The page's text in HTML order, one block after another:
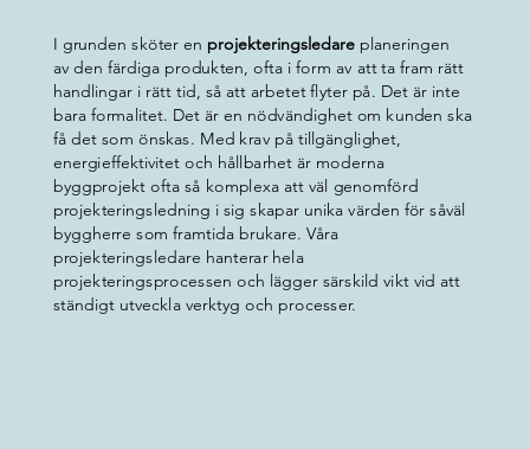
I grunden sköter en projekteringsledare planeringen
av den färdiga produkten, ofta i form av att ta fram rätt
handlingar i rätt tid, så att arbetet flyter på. Det är inte
bara formalitet. Det är en nödvändighet om kunden ska
få det som önskas. Med krav på tillgänglighet,
energieffektivitet och hållbarhet är moderna
byggprojekt ofta så komplexa att väl genomförd
projekteringsledning i sig skapar unika värden för såväl
byggherre som framtida brukare. Våra
projekteringsledare hanterar hela
projekteringsprocessen och lägger särskild vikt vid att
ständigt utveckla verktyg och processer.